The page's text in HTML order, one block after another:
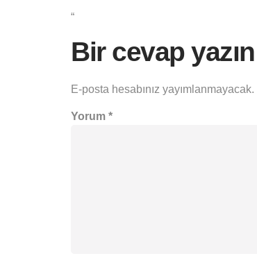
“
Bir cevap yazın
E-posta hesabınız yayımlanmayacak.
Yorum *